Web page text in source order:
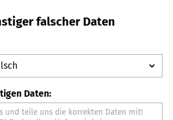
falscher Daten
Daten: